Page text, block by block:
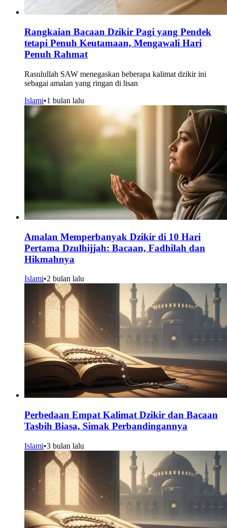
Rangkaian Bacaan Dzikir Pagi yang Pendek
tetapi Penuh Keutamaan, Mengawali Hari
Penuh Rahmat
Rasulullah SAW menegaskan beberapa kalimat dzikir ini
sebagai amalan yang ringan di lisan
Islami•1 bulan lalu
Amalan Memperbanyak Dzikir di 10 Hari
Pertama Dzulhijjah: Bacaan, Fadhilah dan
Hikmahnya
Islami•2 bulan lalu
Perbedaan Empat Kalimat Dzikir dan Bacaan
Tasbih Biasa, Simak Perbandingannya
Islami•3 bulan lalu